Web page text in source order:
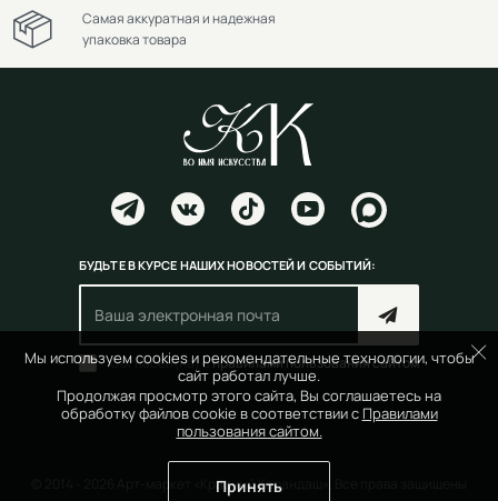
Мы используем cookies и рекомендательные технологии, чтобы
сайт работал лучше.
Продолжая просмотр этого сайта, Вы соглашаетесь на
обработку файлов cookie в соответствии с Правилами
пользования сайтом.
Принять
Самая аккуратная и надежная
упаковка товара
БУДЬТЕ В КУРСЕ НАШИХ НОВОСТЕЙ И СОБЫТИЙ:
Согласен(на) справилами пользования сайтом
© 2014 - 2026 Арт-маркет «Красный Карандаш». Все права защищены